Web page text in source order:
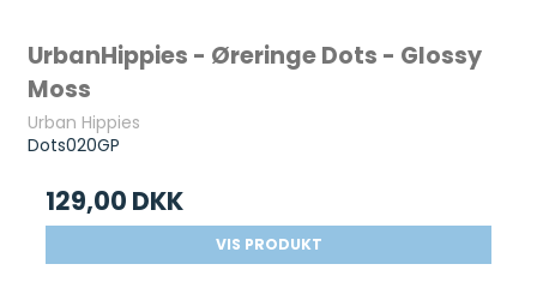
UrbanHippies - Øreringe Dots - Glossy
Moss
Urban Hippies
Dots020GP
129,00 DKK
VIS PRODUKT